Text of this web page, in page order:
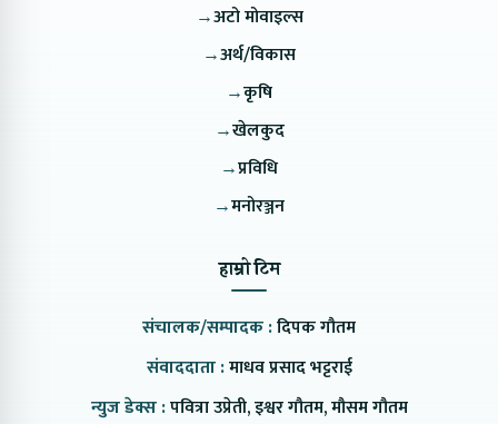
→अटो मोवाइल्स
→अर्थ/विकास
→कृषि
→खेलकुद
→प्रविधि
→मनोरञ्जन
हाम्रो टिम
संचालक/सम्पादक :दिपक गौतम
संवाददाता :माधव प्रसाद भट्टराई
न्युज डेक्स :पवित्रा उप्रेती, इश्वर गौतम, मौसम गौतम